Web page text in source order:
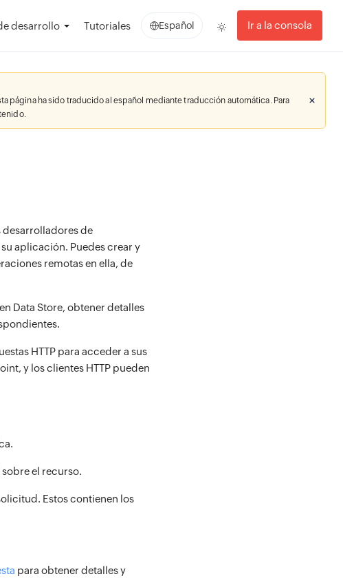
desarrollo Tutoriales Español Ir a la consola
página ha sido traducido al español mediante traducción automática. Para
desarrolladores de
aplicación. Puedes crear y
remotas en ella, de
Data Store, obtener detalles
HTTP para acceder a sus
y los clientes HTTP pueden
el recurso.
Estos contienen los
para obtener detalles y